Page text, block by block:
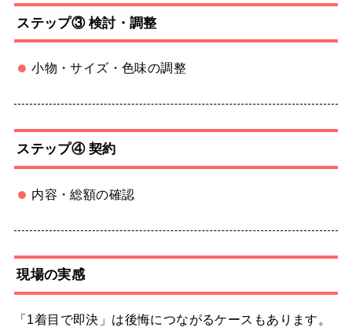
ステップ③ 検討・調整
小物・サイズ・色味の調整
ステップ④ 契約
内容・総額の確認
現場の実感
「1着目で即決」は後悔につながるケースもあります。